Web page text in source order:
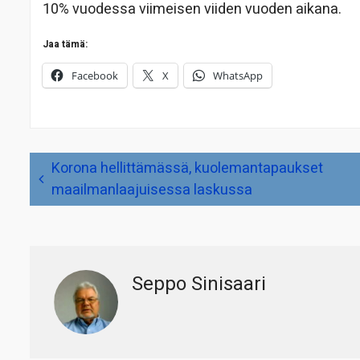
10% vuodessa viimeisen viiden vuoden aikana.
Jaa tämä:
Facebook X WhatsApp
Artikkelien
selausKorona hellittämässä, kuolemantapaukset
maailmanlaajuisessa laskussa
Seppo Sinisaari